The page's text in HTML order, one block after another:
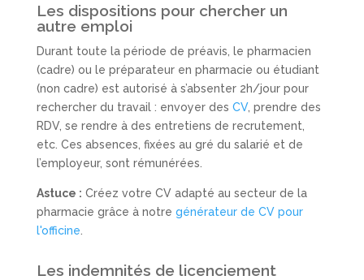
Les dispositions pour chercher un
autre emploi
Durant toute la période de préavis, le pharmacien
(cadre) ou le préparateur en pharmacie ou étudiant
(non cadre) est autorisé à s’absenter 2h/jour pour
rechercher du travail : envoyer des CV, prendre des
RDV, se rendre à des entretiens de recrutement,
etc. Ces absences, fixées au gré du salarié et de
l’employeur, sont rémunérées.
Astuce : Créez votre CV adapté au secteur de la
pharmacie grâce à notre générateur de CV pour
l'officine
Les indemnités de licenciement